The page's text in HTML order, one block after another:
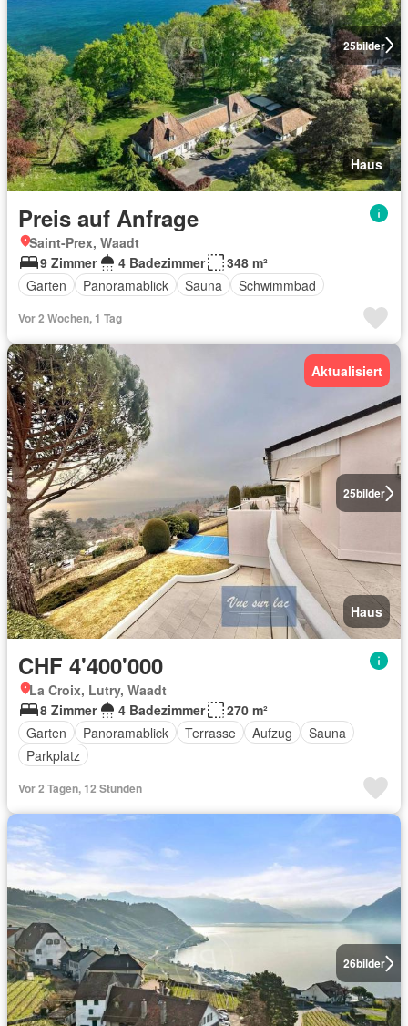
25bilder
Haus
Preis auf Anfrage
Saint-Prex, Waadt
9 Zimmer
4 Badezimmer
348 m²
Garten
Panoramablick Sauna Schwimmbad
Vor 2 Wochen, 1 Tag
25bilder
Aktualisiert
Haus
CHF 4'400'000
La Croix, Lutry, Waadt
8 Zimmer
4 Badezimmer
270 m²
Garten
Panoramablick Terrasse Aufzug
Sauna
Parkplatz
Vor 2 Tagen, 12 Stunden
26bilder